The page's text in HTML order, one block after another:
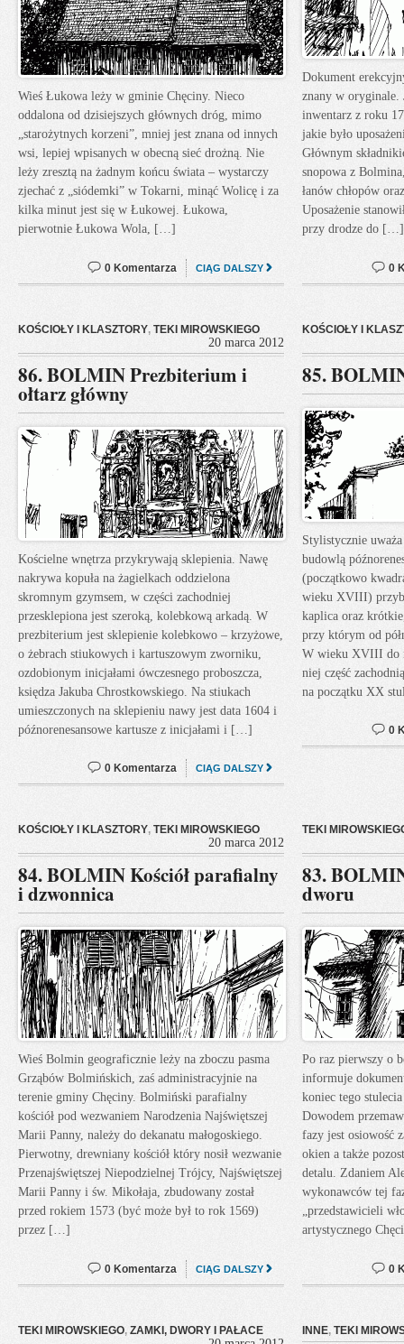
Wieś Łukowa leży w gminie Chęciny. Nieco
oddalona od dzisiejszych głównych dróg, mimo
„starożytnych korzeni”, mniej jest znana od innych
wsi, lepiej wpisanych w obecną sieć drożną. Nie
leży zresztą na żadnym końcu świata – wystarczy
zjechać z „siódemki” w Tokarni, minąć Wolicę i za
kilka minut jest się w Łukowej. Łukowa,
pierwotnie Łukowa Wola, […]
CIĄG DALSZY
0 Komentarza
Dokument
znany w oryginale.
inwentarz z roku
jakie było
Głównym
snopowa z
łanów chłopów
Uposażenie
przy drodze do […]
0
KOŚCIOŁY I KLASZTORY, TEKI MIROWSKIEGO
20 marca 2012
86. BOLMIN Prezbiterium i
ołtarz główny
Kościelne wnętrza przykrywają sklepienia. Nawę
nakrywa kopuła na żagielkach oddzielona
skromnym gzymsem, w części zachodniej
przesklepiona jest szeroką, kolebkową arkadą. W
prezbiterium jest sklepienie kolebkowo – krzyżowe,
o żebrach stiukowych i kartuszowym zworniku,
ozdobionym inicjałami ówczesnego proboszcza,
księdza Jakuba Chrostkowskiego. Na stiukach
umieszczonych na sklepieniu nawy jest data 1604 i
późnorenesansowe kartusze z inicjałami i […]
CIĄG DALSZY
0 Komentarza
KOŚCIOŁY I
85.
Stylistycznie
budowlą
(początkowo
wieku XVIII)
kaplica oraz
przy którym od
W wieku XVIII do
niej część
na początku XX
0
KOŚCIOŁY I KLASZTORY, TEKI MIROWSKIEGO
20 marca 2012
84. BOLMIN Kościół parafialny
i dzwonnica
Wieś Bolmin geograficznie leży na zboczu pasma
Grząbów Bolmińskich, zaś administracyjnie na
terenie gminy Chęciny. Bolmiński parafialny
kościół pod wezwaniem Narodzenia Najświętszej
Marii Panny, należy do dekanatu małogoskiego.
Pierwotny, drewniany kościół który nosił wezwanie
Przenajświętszej Niepodzielnej Trójcy, Najświętszej
Marii Panny i św. Mikołaja, zbudowany został
przed rokiem 1573 (być może był to rok 1569)
przez […]
CIĄG DALSZY
0 Komentarza
TEKI
83.
dworu
Po raz pierwszy o
informuje
koniec tego
Dowodem
fazy jest osiowość
okien a także
detalu. Zdaniem
wykonawców tej
„przedstawicieli
artystycznego
0
TEKI MIROWSKIEGO, ZAMKI, DWORY I PAŁACE INNE, TEKI